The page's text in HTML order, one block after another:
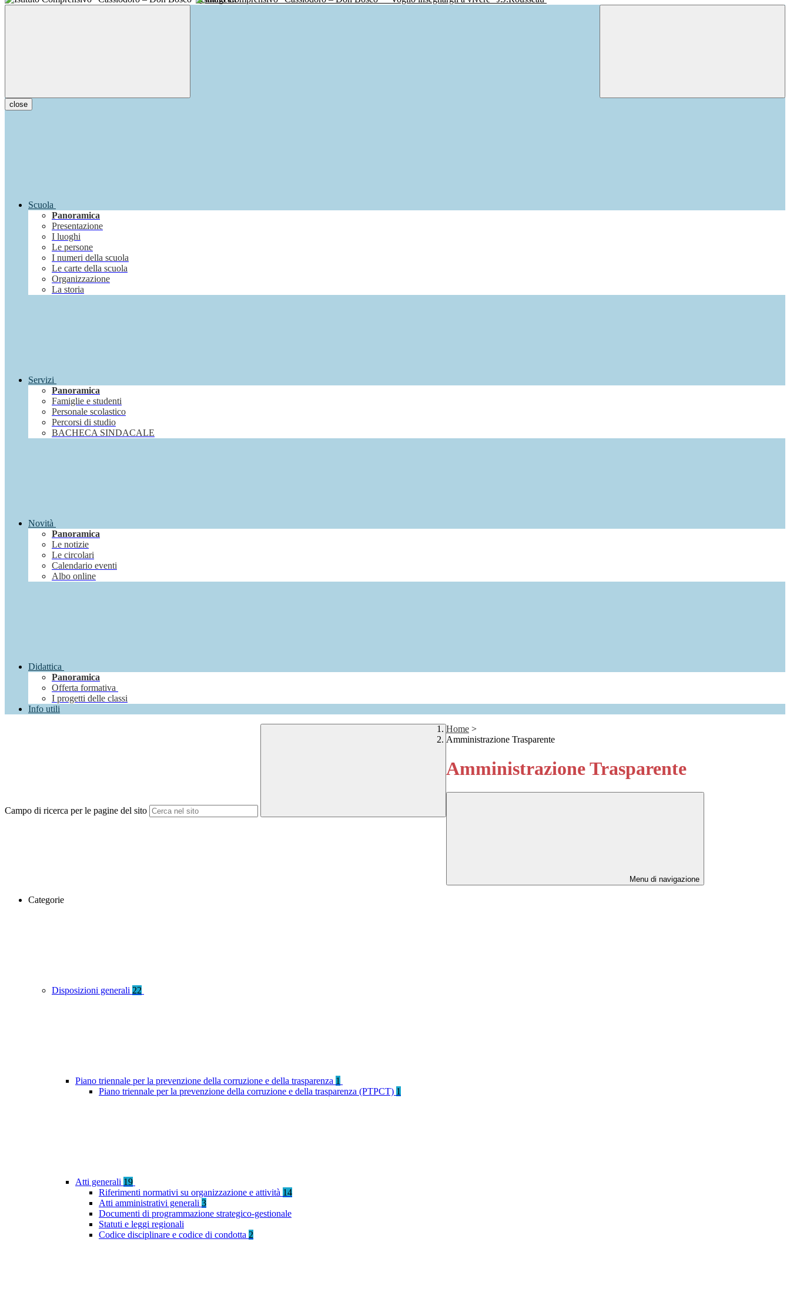
close
Scuola
Panoramica
Presentazione
I luoghi
Le persone
I numeri della scuola
Le carte della scuola
Organizzazione
La storia
Servizi
Panoramica
Famiglie e studenti
Personale scolastico
Percorsi di studio
BACHECA SINDACALE
Novità
Panoramica
Le notizie
Le circolari
Calendario eventi
Albo online
Didattica
Panoramica
Offerta formativa
I progetti delle classi
Info utili
Campo di ricerca per le pagine del sito
Home >
Amministrazione Trasparente
Amministrazione Trasparente
Menu di navigazione
Categorie
Disposizioni generali 22
Piano triennale per la prevenzione della corruzione e della trasparenza 1
Piano triennale per la prevenzione della corruzione e della trasparenza (PTPCT) 1
Atti generali 19
Riferimenti normativi su organizzazione e attività 14
Atti amministrativi generali 3
Documenti di programmazione strategico-gestionale
Statuti e leggi regionali
Codice disciplinare e codice di condotta 2